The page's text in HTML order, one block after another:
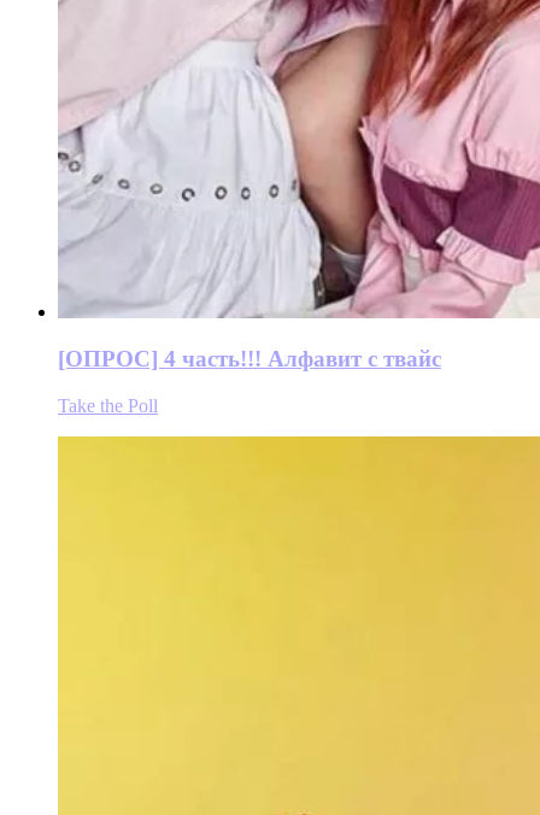
[ОПРОС] 4 часть!!! Алфавит с твайс
Take the Poll